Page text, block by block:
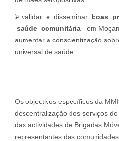
⮚ validar e disseminar boas
saúde comunitária em
aumentar a conscientização
universal de saúde.
Os objectivos específicos da
descentralização dos serviços
das actividades de Brigadas
representantes das